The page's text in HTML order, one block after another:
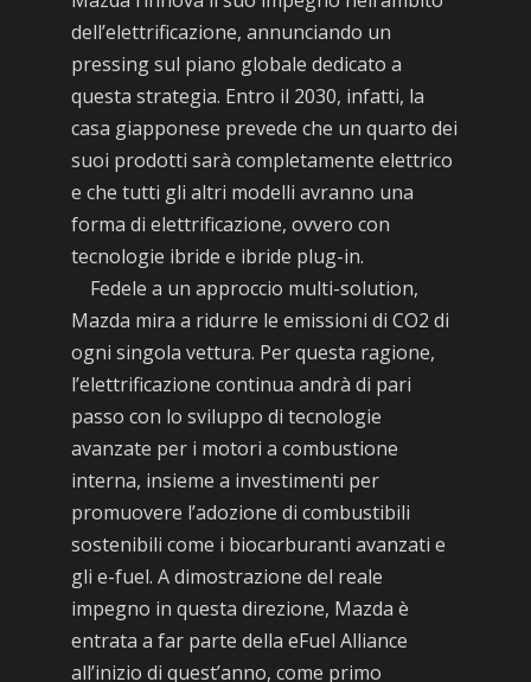
dell’elettrificazione, annunciando un
pressing sul piano globale dedicato a
questa strategia. Entro il 2030, infatti, la
casa giapponese prevede che un quarto dei
suoi prodotti sarà completamente elettrico
e che tutti gli altri modelli avranno una
forma di elettrificazione, ovvero con
tecnologie ibride e ibride plug-in.
Fedele a un approccio multi-solution,
Mazda mira a ridurre le emissioni di CO2 di
ogni singola vettura. Per questa ragione,
l’elettrificazione continua andrà di pari
passo con lo sviluppo di tecnologie
avanzate per i motori a combustione
interna, insieme a investimenti per
promuovere l’adozione di combustibili
sostenibili come i biocarburanti avanzati e
gli e-fuel. A dimostrazione del reale
impegno in questa direzione, Mazda è
entrata a far parte della eFuel Alliance
all’inizio di quest’anno, come primo